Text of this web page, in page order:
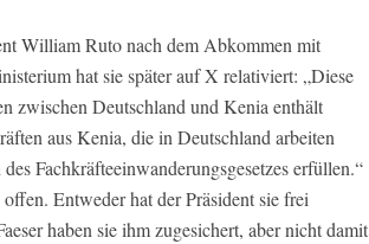
William Ruto nach dem Abkommen mit
hat sie später auf X relativiert: „Diese
zwischen Deutschland und Kenia enthält
aus Kenia, die in Deutschland arbeiten
Fachkräfteeinwanderungsgesetzes erfüllen.“
Entweder hat der Präsident sie frei
haben sie ihm zugesichert, aber nicht damit